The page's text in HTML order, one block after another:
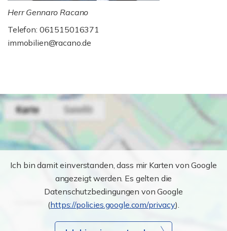
Herr Gennaro Racano
Telefon: 061515016371
immobilien@racano.de
Ich bin damit einverstanden, dass mir Karten von Google
angezeigt werden. Es gelten die
Datenschutzbedingungen von Google
(https://policies.google.com/privacy).